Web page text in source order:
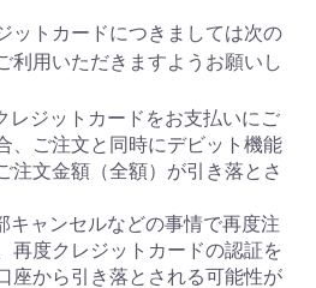
ットカードにつきましては次の
利用いただきますようお願いし
レジットカードをお支払いにご
、ご注文と同時にデビット機能
注文金額（全額）が引き落とさ
キャンセルなどの事情で再度注
再度クレジットカードの認証を
座から引き落とされる可能性が